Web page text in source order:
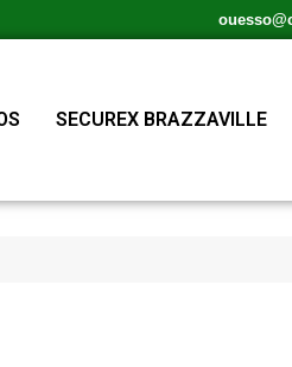
SECUREX BRAZZAVILLE